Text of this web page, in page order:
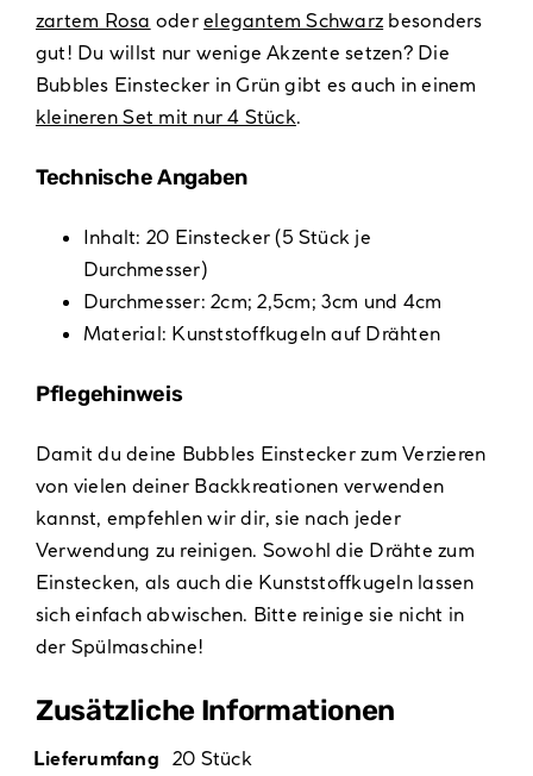
zartem Rosa oderelegantem Schwarz besonders
gut! Du willst nur wenige Akzente setzen? Die
Bubbles Einstecker in Grün gibt es auch in einem
kleineren Set mit nur 4 Stück.
Technische Angaben
Inhalt: 20 Einstecker (5 Stück je
Durchmesser)
Durchmesser: 2cm; 2,5cm; 3cm und 4cm
Material: Kunststoffkugeln auf Drähten
Pflegehinweis
Damit du deine Bubbles Einstecker zum Verzieren
von vielen deiner Backkreationen verwenden
kannst, empfehlen wir dir, sie nach jeder
Verwendung zu reinigen. Sowohl die Drähte zum
Einstecken, als auch die Kunststoffkugeln lassen
sich einfach abwischen. Bitte reinige sie nicht in
der Spülmaschine!
Zusätzliche Informationen
Lieferumfang 20 Stück